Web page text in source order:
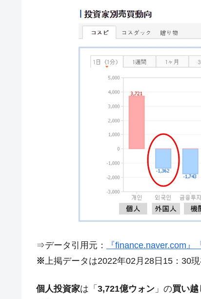
『Money1』
米国下院「韓国の公務員個人を
する差別。許してはおかぬ
『Money1』 韓国ボンクラ政策室長･金容範、
韓国半導体『SKハイニックス』
【速報】韓国株式市場の暴落・
IT産業は人を雇用する効果は低
日本の誇る海洋資源調査船『白嶺』は
夏の甲子園、優勝校を最も多く輩出し
今話題の「楽天ライオンズ」とは？
奇跡の毛色「白毛馬」とは？
全て勝つといくら？ 競馬GI競走で勝利
Fact1 平成仮面ライダーの意外すぎるモチー
Fact1 発表から2日で大崩壊、鳴かず飛ばずに
Fact1 甲子園通算本塁打、最多の清原に次い
⇒データ引用元：
『finance.naver.com』
※上掲データは2022年02月28日15：30現
個人投資家は「 3,721億ウォン 」の買い越